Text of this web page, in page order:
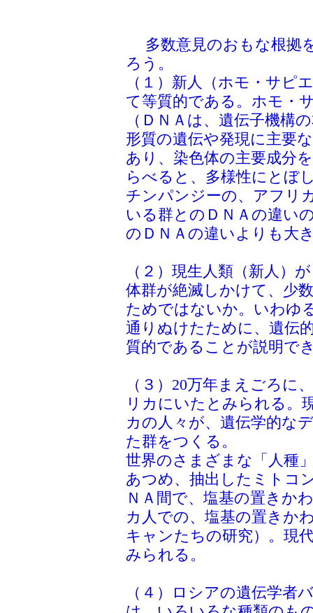
多数意見のおもな根拠
ろう。
（１）新人（ホモ・サピ
て等質的である。ホモ・
（ＤＮＡは、遺伝子機構
形質の遺伝や発現に主要
あり、染色体の主要成分
らべると、多様性にとぼ
チンパンジーの、アフリ
いる群とのＤＮＡの違い
のＤＮＡの違いよりも大
（２）現生人類（新人）
体群が絶滅しかけて、少
ためではないか。いわゆ
通りぬけたために、遺伝
質的であることが説明で
（３）20万年まえごろに
リカにいたとみられる。
カの人々が、遺伝学的な
た群をつくる。
世界のさまざまな「人種
あつめ、抽出したミトコ
ＮＡ間で、塩基の置きか
カ人での、塩基の置きか
キャンたちの研究）。現
みられる。
（４）ロシアの遺伝学者